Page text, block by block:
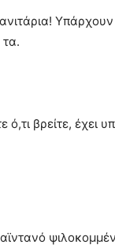
Υπάρχουν
τα.
ό,τι βρείτε, έχει